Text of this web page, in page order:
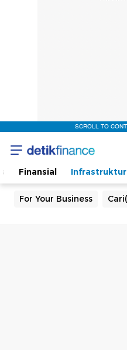
SCROLL TO
Finansial Infrastruktur
For Your Business